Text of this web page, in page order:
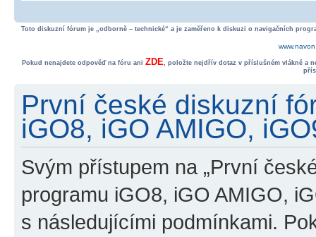
Toto diskuzní fórum je „odborně – technické“ a je zaměřeno k diskuzi o navigačních
Pokud nenajdete odpověď na fóru ani ZDE, položte nejdřív dotaz v příslušném vlákně a
První české diskuzní
iGO8, iGO AMIGO,
Svým přístupem na „První
programu iGO8, iGO AMIGO,
s následujícími podmínkami.